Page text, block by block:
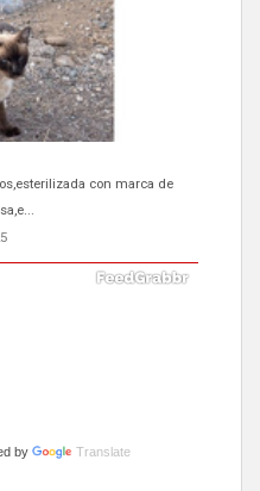
con marca de
callejeros de la zona los
by Translate